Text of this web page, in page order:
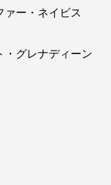
ァー・ネイビス
・グレナディーン